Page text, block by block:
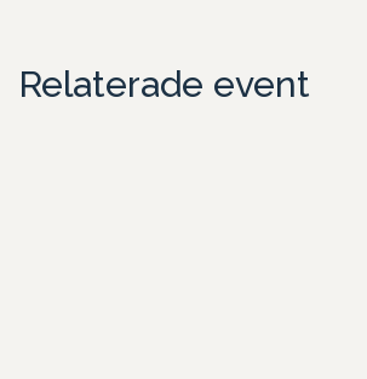
Relaterade event